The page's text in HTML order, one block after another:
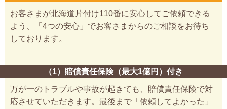
お客さまが北海道片付け110番に安心してご依頼できる
よう、「4つの安心」でお客さまからのご相談をお待ち
しております。
（1）賠償責任保険（最大1億円）付き
万が一のトラブルや事故が起きても、賠償責任保険で対
応させていただきます。最後まで「依頼してよかった」